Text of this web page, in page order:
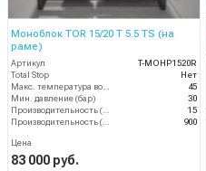
Моноблок TOR 15/20 T 5.5 TS (на
раме)
Артикул
T-MOHP1520R
Total Stop
Нет
45
Мин. давление (бар)
30
15
900
Цена
83 000 руб.